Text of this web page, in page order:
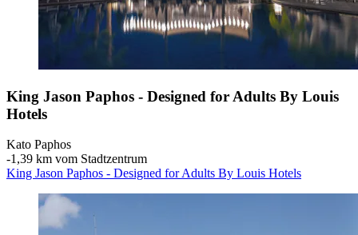
King Jason Paphos - Designed for Adults By Louis
Hotels
Kato Paphos
‐1,39 km vom Stadtzentrum
King Jason Paphos - Designed for Adults By Louis Hotels